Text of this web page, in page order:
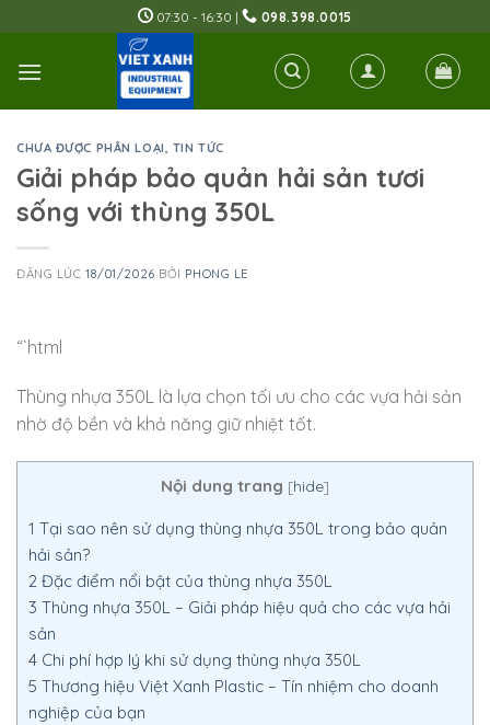
to
content
07:30 - 16:30 | 098.398.0015
CHƯA ĐƯỢC PHÂN LOẠI, TIN TỨC
Giải pháp bảo quản hải sản tươi
sống với thùng 350L
ĐĂNG LÚC18/01/2026 BỞI PHONG LE
“`html
Thùng nhựa 350L là lựa chọn tối ưu cho các vựa hải sản
nhờ độ bền và khả năng giữ nhiệt tốt.
Nội dung trang [hide]
1 Tại sao nên sử dụng thùng nhựa 350L trong bảo quản
hải sản?
2 Đặc điểm nổi bật của thùng nhựa 350L
3 Thùng nhựa 350L – Giải pháp hiệu quả cho các vựa hải
sản
4 Chi phí hợp lý khi sử dụng thùng nhựa 350L
5 Thương hiệu Việt Xanh Plastic – Tín nhiệm cho doanh
nghiệp của bạn